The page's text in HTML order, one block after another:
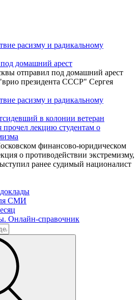
расизму и радикальному
домашний арест
отправил под домашний арест
президента СССР" Сергея
расизму и радикальному
в колонии ветеран
прочел лекцию студентам о
финансово-юридическом
о противодействии экстремизму,
ранее судимый националист